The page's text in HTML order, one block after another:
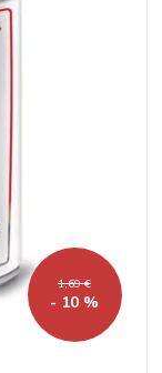
1,69 €
- 10 %